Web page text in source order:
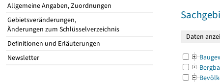
Allgemeine Angaben, Zuordnungen
Gebietsveränderungen,
Änderungen zum Schlüsselverzeichnis
Definitionen und Erläuterungen
Newsletter